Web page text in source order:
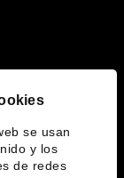
se usan
y los
de redes